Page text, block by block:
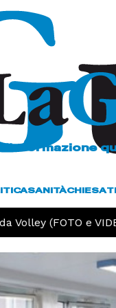
L'informazione
SANITÀCHIESA
(FOTO e